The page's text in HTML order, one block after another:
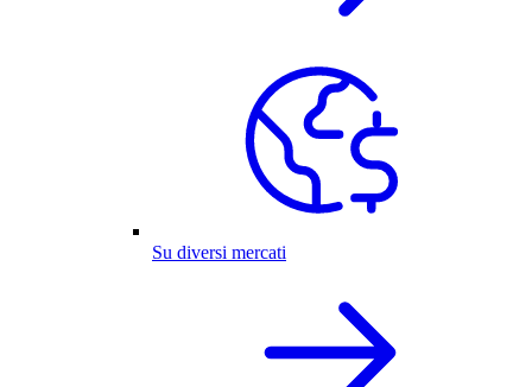
Su diversi mercati